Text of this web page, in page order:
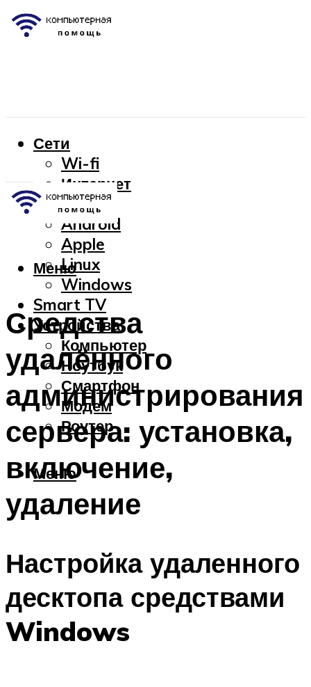
Сети
Wi-fi
Интернет
OC
Android
Apple
Linux
Windows
Smart TV
Устройства
Компьютер
Ноутбук
Смартфон
Модем
Роутер
Меню
Меню
Средства
удалённого
администрирования
сервера: установка,
включение,
удаление
Настройка удаленного
десктопа средствами
Windows